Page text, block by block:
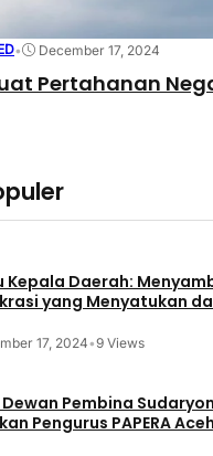
• December 17, 2024
Pertahanan
Kepala Daerah:
yang Menyatukan
17, 2024•9 Views
Pembina
Pengurus PAPERA Aceh